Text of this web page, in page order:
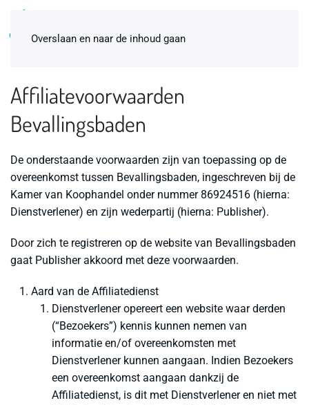
thuisbevalling Premium 1-pers.
€ 98,00
kan
worden
Overslaan en naar de inhoud gaan
Affiliatevoorwaarden
Bevallingsbaden
De onderstaande voorwaarden zijn van toepassing op de
overeenkomst tussen Bevallingsbaden, ingeschreven bij de
Kamer van Koophandel onder nummer 86924516 (hierna:
Dienstverlener) en zijn wederpartij (hierna: Publisher).
Door zich te registreren op de website van Bevallingsbaden
gaat Publisher akkoord met deze voorwaarden.
Aard van de Affiliatedienst
Dienstverlener opereert een website waar derden
(“Bezoekers”) kennis kunnen nemen van
informatie en/of overeenkomsten met
Dienstverlener kunnen aangaan. Indien Bezoekers
een overeenkomst aangaan dankzij de
Affiliatedienst, is dit met Dienstverlener en niet met